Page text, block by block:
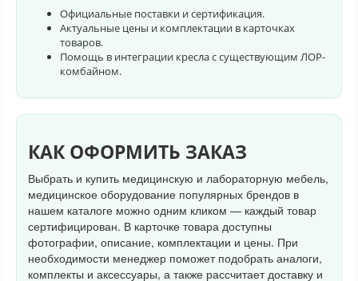
Официальные поставки и сертификация.
Актуальные цены и комплектации в карточках
товаров.
Помощь в интеграции кресла с существующим ЛОР-
комбайном.
КАК ОФОРМИТЬ ЗАКАЗ
Выбрать и купить медицинскую и лабораторную мебель,
медицинское оборудование популярных брендов в
нашем каталоге можно одним кликом — каждый товар
сертифицирован. В карточке товара доступны
фотографии, описание, комплектации и цены. При
необходимости менеджер поможет подобрать аналоги,
комплекты и аксессуары, а также рассчитает доставку и